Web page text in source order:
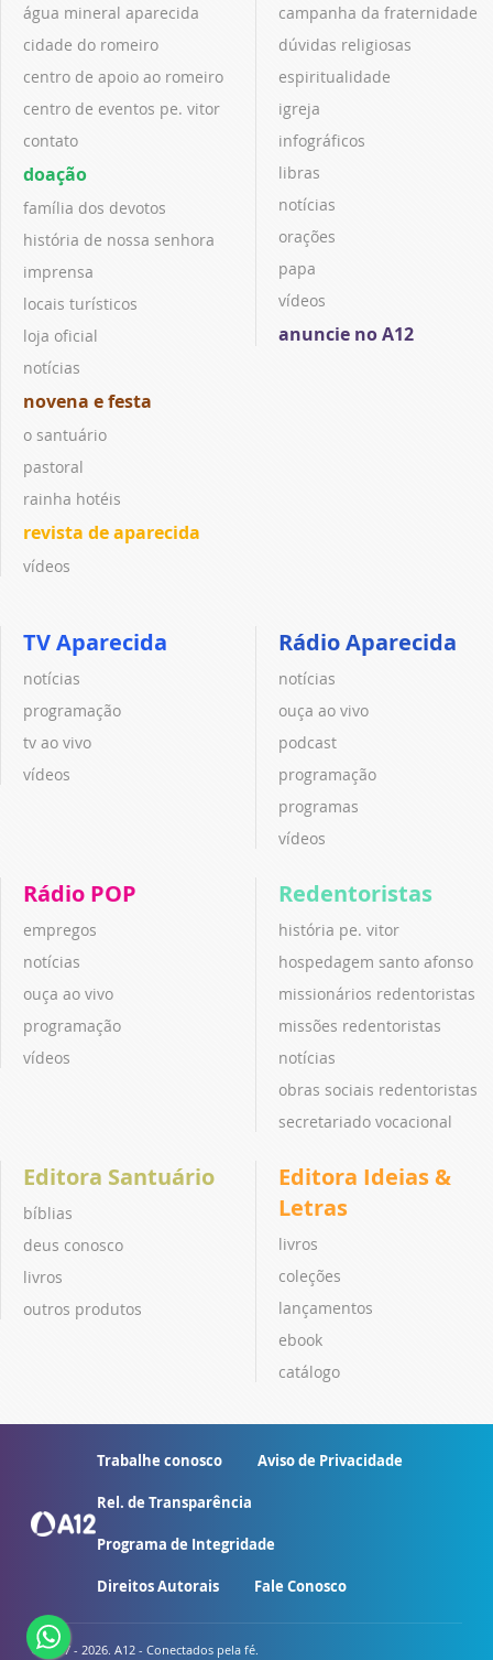
água mineral aparecida
cidade do romeiro
centro de apoio ao romeiro
centro de eventos pe. vitor
contato
doação
família dos devotos
história de nossa senhora
imprensa
locais turísticos
loja oficial
notícias
novena e festa
o santuário
pastoral
rainha hotéis
revista de aparecida
vídeos
campanha da fraternidade
dúvidas religiosas
espiritualidade
igreja
infográficos
libras
notícias
orações
papa
vídeos
anuncie no A12
TV Aparecida
notícias
programação
tv ao vivo
vídeos
Rádio Aparecida
notícias
ouça ao vivo
podcast
programação
programas
vídeos
Rádio POP
empregos
notícias
ouça ao vivo
programação
vídeos
Redentoristas
história pe. vitor
hospedagem santo afonso
missionários redentoristas
missões redentoristas
notícias
obras sociais redentoristas
secretariado vocacional
Editora Santuário
bíblias
deus conosco
livros
outros produtos
Editora Ideias &
Letras
livros
coleções
lançamentos
ebook
catálogo
Trabalhe conosco Aviso de Privacidade
Rel. de Transparência
Programa de Integridade
Direitos Autorais Fale Conosco
© 2007 - 2026. A12 - Conectados pela fé.